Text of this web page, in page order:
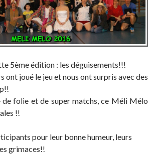
5ème édition : les déguisements!!!
ont joué le jeu et nous ont surpris avec des
de folie et de super matchs, ce Méli Mélo
!!
pour leur bonne humeur, leurs
grimaces!!